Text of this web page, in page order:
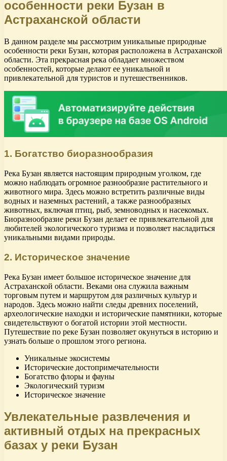
особенности реки Бузан в
Астраханской области
В данном разделе мы рассмотрим уникальные природные
особенности реки Бузан, которая расположена в Астраханской
области. Эта прекрасная река обладает множеством
особенностей, которые делают ее уникальной и
привлекательной для туристов и путешественников.
1. Богатство биоразнообразия
Река Бузан является настоящим природным уголком, где
можно наблюдать огромное разнообразие растительного и
животного мира. Здесь можно встретить различные виды
водных и наземных растений, а также разнообразных
животных, включая птиц, рыб, земноводных и насекомых.
Биоразнообразие реки Бузан делает ее привлекательной для
любителей экологического туризма и позволяет насладиться
уникальными видами природы.
2. Историческое значение
Река Бузан имеет большое историческое значение для
Астраханской области. Веками она служила важным
торговым путем и маршрутом для различных культур и
народов. Здесь можно найти следы древних поселений,
археологические находки и исторические памятники, которые
свидетельствуют о богатой истории этой местности.
Путешествие по реке Бузан позволяет окунуться в историю и
узнать больше о прошлом этого региона.
Уникальные экосистемы
Исторические достопримечательности
Богатство флоры и фауны
Экологический туризм
Историческое значение
Увлекательные развлечения и
активный отдых на прекрасных
базах у реки Бузан